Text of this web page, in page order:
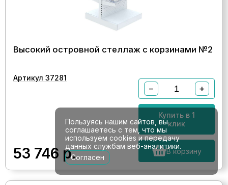
Высокий островной стеллаж с корзинами №2
Артикул 37281
53 746 р.
− +
Купить в 1
клик
В корзину
Пользуясь нашим сайтов, вы
соглашаетесь с тем, что мы
используем cookies и передачу
данных службам веб-аналитики.
Согласен